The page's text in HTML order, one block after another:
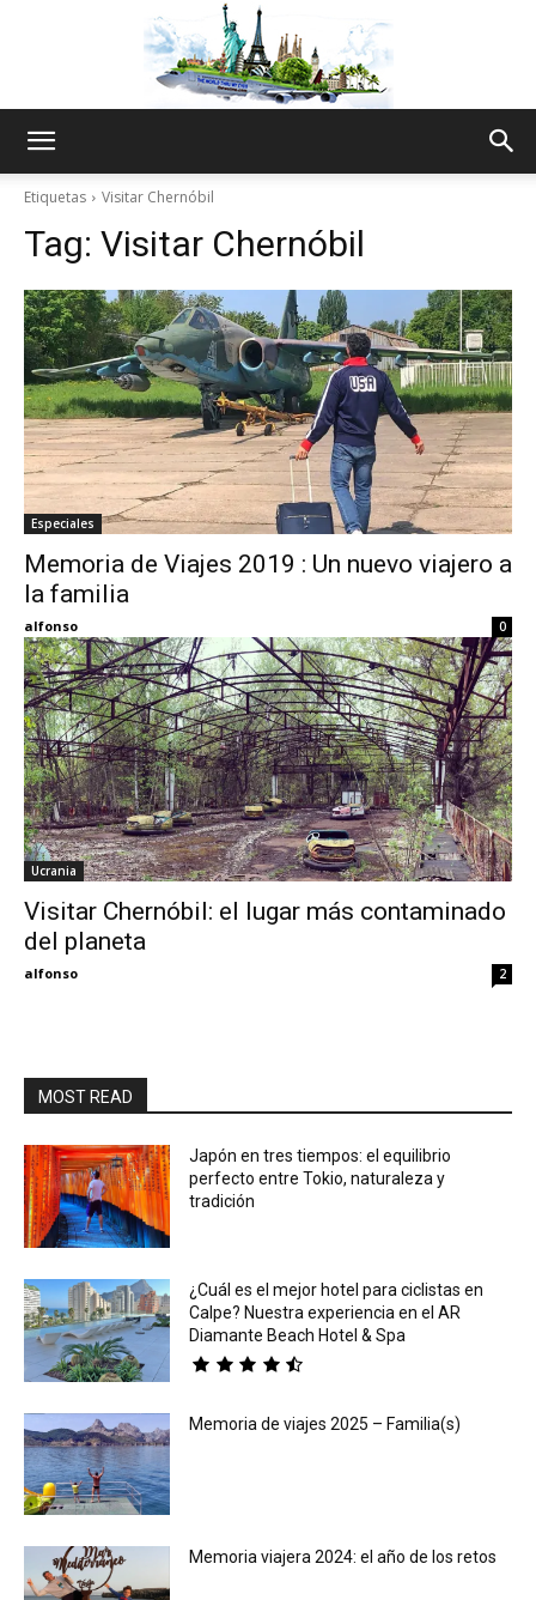
Thru
My
Etiquetas Visitar Chernóbil
Tag: Visitar Chernóbil
Especiales
Memoria de Viajes 2019 : Un nuevo viajero a
la familia
alfonso 0
Ucrania
Visitar Chernóbil: el lugar más contaminado
del planeta
alfonso 2
MOST READ
Japón en tres tiempos: el equilibrio
perfecto entre Tokio, naturaleza y
tradición
¿Cuál es el mejor hotel para ciclistas en
Calpe? Nuestra experiencia en el AR
Diamante Beach Hotel & Spa
Memoria de viajes 2025 – Familia(s)
Memoria viajera 2024: el año de los retos